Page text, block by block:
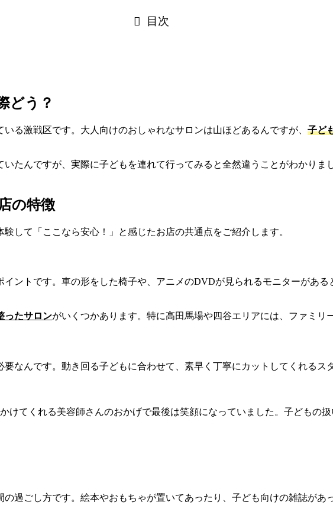
目次
どう？
る激戦区です。大人向けのおしゃれなサロンは山ほどあるんですが、 子ど
たんですが、実際に子どもを連れて行ってみると全然違うことがわかりま
の特徴
して「ここなら安心！」と感じたお店の共通点をご紹介します。
ントです。車の形をした椅子や、アニメのDVDが見られるモニターがあ
ったサロンがいくつかあります。特に高田馬場や四谷エリアには、ファミリ
なんです。動き回る子どもに合わせて、素早く丁寧にカットしてくれるス
けてくれる美容師さんのおかげで最後は笑顔になっていました。子どもの
過ごし方です。絵本やおもちゃが置いてあったり、子ども向けの雑誌があ